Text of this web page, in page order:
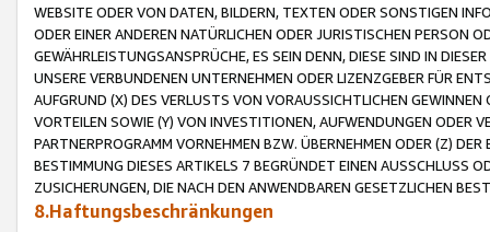
WEBSITE ODER VON DATEN, BILDERN, TEXTEN ODER SONSTIGEN
ODER EINER ANDEREN NATÜRLICHEN ODER JURISTISCHEN PERSON
GEWÄHRLEISTUNGSANSPRÜCHE, ES SEIN DENN, DIESE SIND IN
UNSERE VERBUNDENEN UNTERNEHMEN ODER LIZENZGEBER FÜR
AUFGRUND (X) DES VERLUSTS VON VORAUSSICHTLICHEN
VORTEILEN SOWIE (Y) VON INVESTITIONEN, AUFWENDUNGEN ODER
PARTNERPROGRAMM VORNEHMEN BZW. ÜBERNEHMEN ODER (Z)
BESTIMMUNG DIESES ARTIKELS 7 BEGRÜNDET EINEN AUSSCHLUSS
ZUSICHERUNGEN, DIE NACH DEN ANWENDBAREN GESETZLICHEN
8.Haftungsbeschränkungen